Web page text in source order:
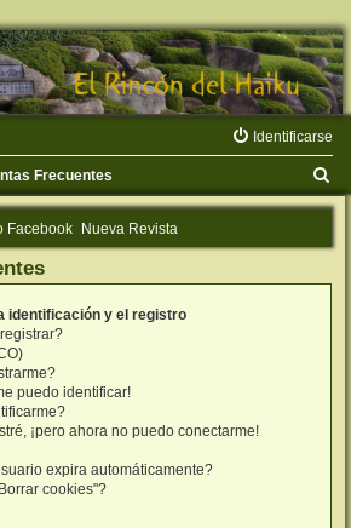
Identificarse
Frecuentes
u
Facebook Nueva Revista
identificación y el registro
puedo identificar!
¡pero ahora no puedo conectarme!
expira automáticamente?
cookies"?